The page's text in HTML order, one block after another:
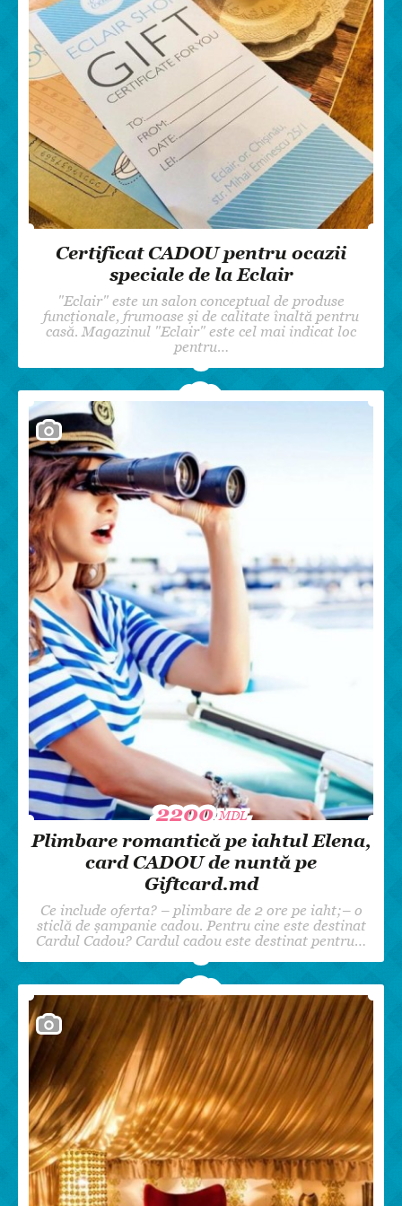
Certificat CADOU pentru ocazii
speciale de la Eclair
"Eclair" este un salon conceptual de produse
funcționale, frumoase și de calitate înaltă pentru
casă. Magazinul "Eclair" este cel mai indicat loc
pentru…
2200MDL
2200MDL
Plimbare romantică pe iahtul Elena,
card CADOU de nuntă pe
Giftcard.md
Ce include oferta? – plimbare de 2 ore pe iaht;– o
sticlă de șampanie cadou. Pentru cine este destinat
Cardul Cadou? Cardul cadou este destinat pentru…